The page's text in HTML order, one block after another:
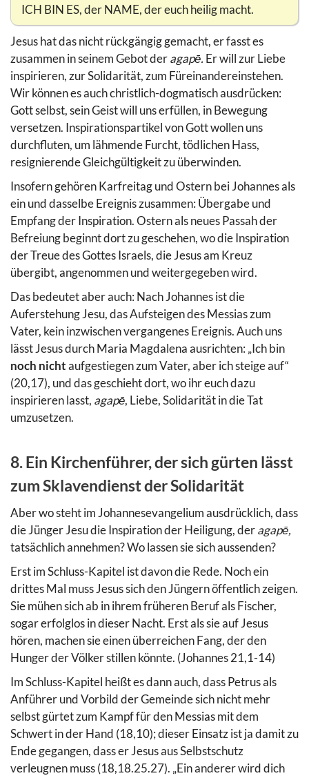
ICH BIN ES, der NAME, der euch heilig macht.
Jesus hat das nicht rückgängig gemacht, er fasst es
zusammen in seinem Gebot deragapē. Er will zur Liebe
inspirieren, zur Solidarität, zum Füreinandereinstehen.
Wir können es auch christlich-dogmatisch ausdrücken:
Gott selbst, sein Geist will uns erfüllen, in Bewegung
versetzen. Inspirationspartikel von Gott wollen uns
durchfluten, um lähmende Furcht, tödlichen Hass,
resignierende Gleichgültigkeit zu überwinden.
Insofern gehören Karfreitag und Ostern bei Johannes als
ein und dasselbe Ereignis zusammen: Übergabe und
Empfang der Inspiration. Ostern als neues Passah der
Befreiung beginnt dort zu geschehen, wo die Inspiration
der Treue des Gottes Israels, die Jesus am Kreuz
übergibt, angenommen und weitergegeben wird.
Das bedeutet aber auch: Nach Johannes ist die
Auferstehung Jesu, das Aufsteigen des Messias zum
Vater, kein inzwischen vergangenes Ereignis. Auch uns
lässt Jesus durch Maria Magdalena ausrichten: „Ich bin
noch nichtaufgestiegen zum Vater, aber ich steige auf“
(20,17), und das geschieht dort, wo ihr euch dazu
inspirieren lasst, agapē, Liebe, Solidarität in die Tat
umzusetzen.
8. Ein Kirchenführer, der sich gürten lässt
zum Sklavendienst der Solidarität
Aber wo steht im Johannesevangelium ausdrücklich, dass
die Jünger Jesu die Inspiration der Heiligung, deragapē,
tatsächlich annehmen? Wo lassen sie sich aussenden?
Erst im Schluss-Kapitel ist davon die Rede. Noch ein
drittes Mal muss Jesus sich den Jüngern öffentlich zeigen.
Sie mühen sich ab in ihrem früheren Beruf als Fischer,
sogar erfolglos in dieser Nacht. Erst als sie auf Jesus
hören, machen sie einen überreichen Fang, der den
Hunger der Völker stillen könnte. (Johannes 21,1-14)
Im Schluss-Kapitel heißt es dann auch, dass Petrus als
Anführer und Vorbild der Gemeinde sich nicht mehr
selbst gürtet zum Kampf für den Messias mit dem
Schwert in der Hand (18,10); dieser Einsatz ist ja damit zu
Ende gegangen, dass er Jesus aus Selbstschutz
verleugnen muss (18,18.25.27). „Ein anderer wird dich